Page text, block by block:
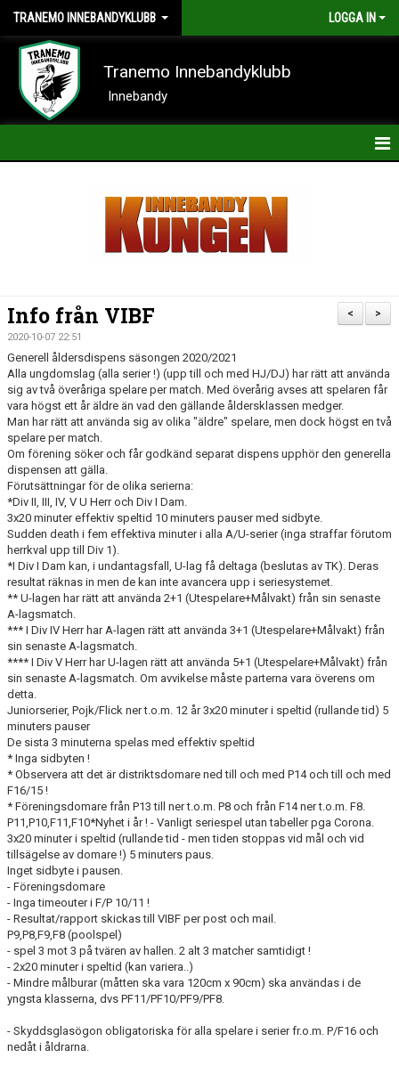
TRANEMO INNEBANDYKLUBB LOGGA IN
Tranemo Innebandyklubb
Innebandy
KALENDER
BILDER
DOKUMENT
VÅRA LAG
MATCHER
FÖRETAGSCUPEN 2026
TRÄNINGSTIDER 2025/26
SCHEMAN
FÖRENINGSKLÄDER-INNEBANDYKUNGEN
FÖRENINGSDOMARE
>
<
Info från VIBF
2020-10-07 22:51
Generell åldersdispens säsongen 2020/2021
Alla ungdomslag (alla serier !) (upp till och med HJ/DJ) har rätt att använda
sig av två överåriga spelare per match. Med överårig avses att spelaren får
vara högst ett år äldre än vad den gällande åldersklassen medger.
Man har rätt att använda sig av olika "äldre" spelare, men dock högst en två
spelare per match.
Om förening söker och får godkänd separat dispens upphör den generella
dispensen att gälla.
Förutsättningar för de olika serierna:
*Div II, III, IV, V U Herr och Div I Dam.
3x20 minuter effektiv speltid 10 minuters pauser med sidbyte.
Sudden death i fem effektiva minuter i alla A/U-serier (inga straffar förutom
herrkval upp till Div 1).
*I Div I Dam kan, i undantagsfall, U-lag få deltaga (beslutas av TK). Deras
resultat räknas in men de kan inte avancera upp i seriesystemet.
** U-lagen har rätt att använda 2+1 (Utespelare+Målvakt) från sin senaste
A-lagsmatch.
*** I Div IV Herr har A-lagen rätt att använda 3+1 (Utespelare+Målvakt) från
sin senaste A-lagsmatch.
**** I Div V Herr har U-lagen rätt att använda 5+1 (Utespelare+Målvakt) från
sin senaste A-lagsmatch. Om avvikelse måste parterna vara överens om
detta.
Juniorserier, Pojk/Flick ner t.o.m. 12 år 3x20 minuter i speltid (rullande tid) 5
minuters pauser
De sista 3 minuterna spelas med effektiv speltid
* Inga sidbyten !
* Observera att det är distriktsdomare ned till och med P14 och till och med
F16/15 !
* Föreningsdomare från P13 till ner t.o.m. P8 och från F14 ner t.o.m. F8.
P11,P10,F11,F10*Nyhet i år ! - Vanligt seriespel utan tabeller pga Corona.
3x20 minuter i speltid (rullande tid - men tiden stoppas vid mål och vid
tillsägelse av domare !) 5 minuters paus.
Inget sidbyte i pausen.
- Föreningsdomare
- Inga timeouter i F/P 10/11 !
- Resultat/rapport skickas till VIBF per post och mail.
P9,P8,F9,F8 (poolspel)
- spel 3 mot 3 på tvären av hallen. 2 alt 3 matcher samtidigt !
- 2x20 minuter i speltid (kan variera..)
- Mindre målburar (måtten ska vara 120cm x 90cm) ska användas i de
yngsta klasserna, dvs PF11/PF10/PF9/PF8.
- Skyddsglasögon obligatoriska för alla spelare i serier fr.o.m. P/F16 och
nedåt i åldrarna.